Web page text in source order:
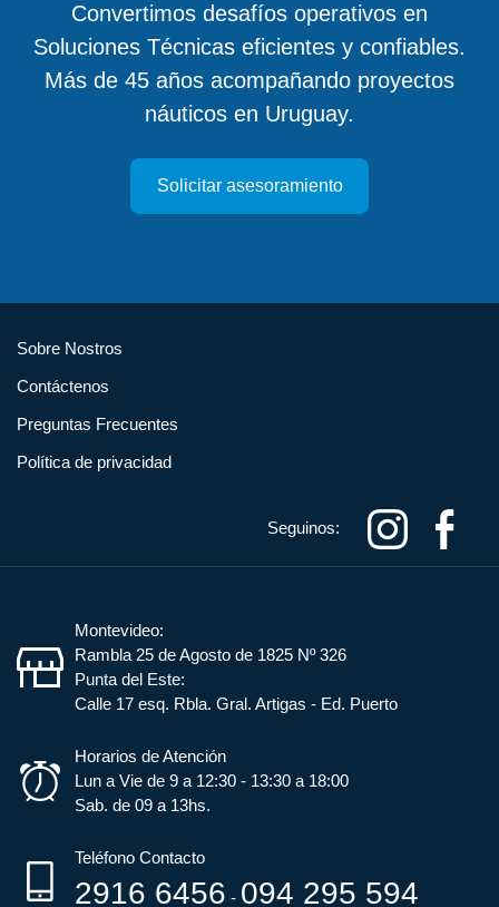
Convertimos desafíos operativos en
Soluciones Técnicas eficientes y confiables.
Más de 45 años acompañando proyectos
náuticos en Uruguay.
Solicitar asesoramiento
Sobre Nostros
Contáctenos
Preguntas Frecuentes
Política de privacidad
Seguinos:
Montevideo:
Rambla 25 de Agosto de 1825 Nº 326
Punta del Este:
Calle 17 esq. Rbla. Gral. Artigas - Ed. Puerto
Horarios de Atención
Lun a Vie de 9 a 12:30 - 13:30 a 18:00
Sab. de 09 a 13hs.
Teléfono Contacto
2916 6456 - 094 295 594